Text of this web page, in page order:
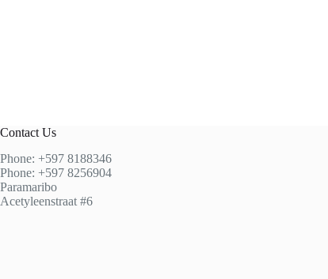
Contact Us
Phone: +597 8188346
Phone: +597 8256904
Paramaribo
Acetyleenstraat #6